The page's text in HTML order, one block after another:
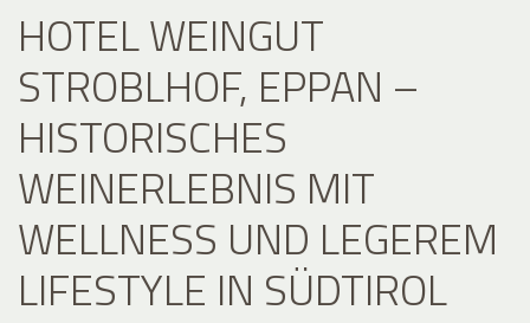
HOTEL WEINGUT
STROBLHOF, EPPAN –
HISTORISCHES
WEINERLEBNIS MIT
WELLNESS UND LEGEREM
LIFESTYLE IN SÜDTIROL